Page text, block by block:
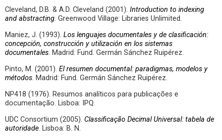
Cleveland, D.B. & A.D. Cleveland (2001). Introduction to indexing
and abstracting. Greenwood Village: Libraries Unlimited.
Maniez, J. (1993). Los lenguajes documentales y de clasificación:
concepción, construcción y utilización en los sistemas
documentales. Madrid: Fund. Germán Sánchez Ruipérez.
Pinto, M. (2001). El resumen documental: paradigmas, modelos y
métodos. Madrid: Fund. Germán Sánchez Ruipérez.
NP418 (1976). Resumos analíticos para publicações e
documentação. Lisboa: IPQ.
UDC Consortium (2005). Classificação Decimal Universal: tabela de
autoridade. Lisboa: B. N.